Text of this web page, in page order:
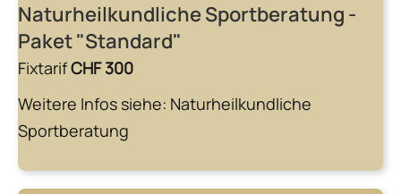
Naturheilkundliche Sportberatung -
Paket "Standard"
FixtarifCHF 300
Weitere Infos siehe: Naturheilkundliche
Sportberatung